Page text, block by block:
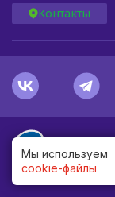
Мы используем
cookie-файлы
Контакты